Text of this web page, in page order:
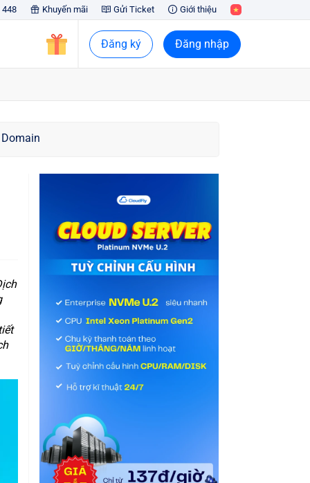
448 Khuyến mãi Gửi Ticket Giới thiệu
Đăng ký Đăng nhập